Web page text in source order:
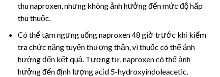
thu naproxen, nhưng không ảnh hưởng đến mức độ hấp
thu thuốc.
Có thể tạm ngưng uống naproxen 48 giờ trước khi kiểm
tra chức năng tuyến thượng thận, vì thuốc có thể ảnh
hưởng đến kết quả. Tương tự, naproxen có thể ảnh
hưởng đến định lượng acid 5-hydroxyindoleacetic.